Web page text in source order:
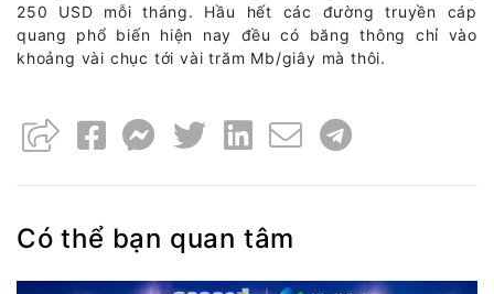
250 USD mỗi tháng. Hầu hết các đường truyền cáp
quang phổ biến hiện nay đều có băng thông chỉ vào
khoảng vài chục tới vài trăm Mb/giây mà thôi.
Có thể bạn quan tâm